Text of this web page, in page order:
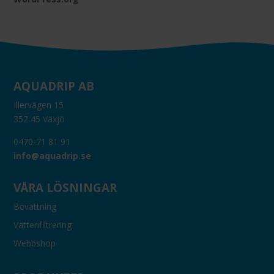
AQUADRIP AB
Illervägen 15
352 45 Växjö
0470-71 81 91
info@aquadrip.se
VÅRA LÖSNINGAR
Bevattning
Vattenfiltrering
Webbshop